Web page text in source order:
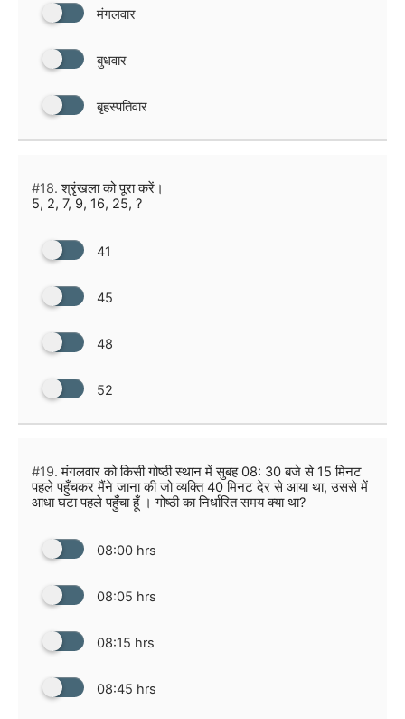
मंगलवार
बुधवार
बृहस्पतिवार
#18. श्रृंखला को पूरा करें।
5, 2, 7, 9, 16, 25, ?
41
45
48
52
#19. मंगलवार को किसी गोष्ठी स्थान में सुबह 08: 30 बजे से 15 मिनट
पहले पहुँचकर मैंने जाना की जो व्यक्ति 40 मिनट देर से आया था, उससे में
आधा घटा पहले पहुँचा हूँ । गोष्ठी का निर्धारित समय क्या था?
08:00 hrs
08:05 hrs
08:15 hrs
08:45 hrs